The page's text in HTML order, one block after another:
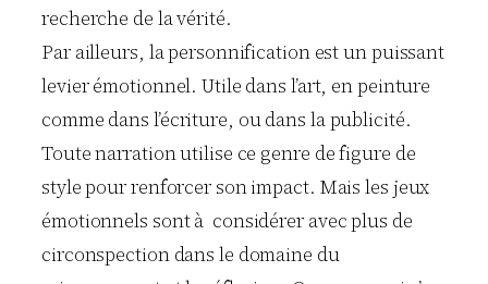
recherche de la vérité.
Par ailleurs, la personnification est un puissant
levier émotionnel. Utile dans l’art, en peinture
comme dans l’écriture, ou dans la publicité.
Toute narration utilise ce genre de figure de
style pour renforcer son impact. Mais les jeux
émotionnels sont à considérer avec plus de
circonspection dans le domaine du